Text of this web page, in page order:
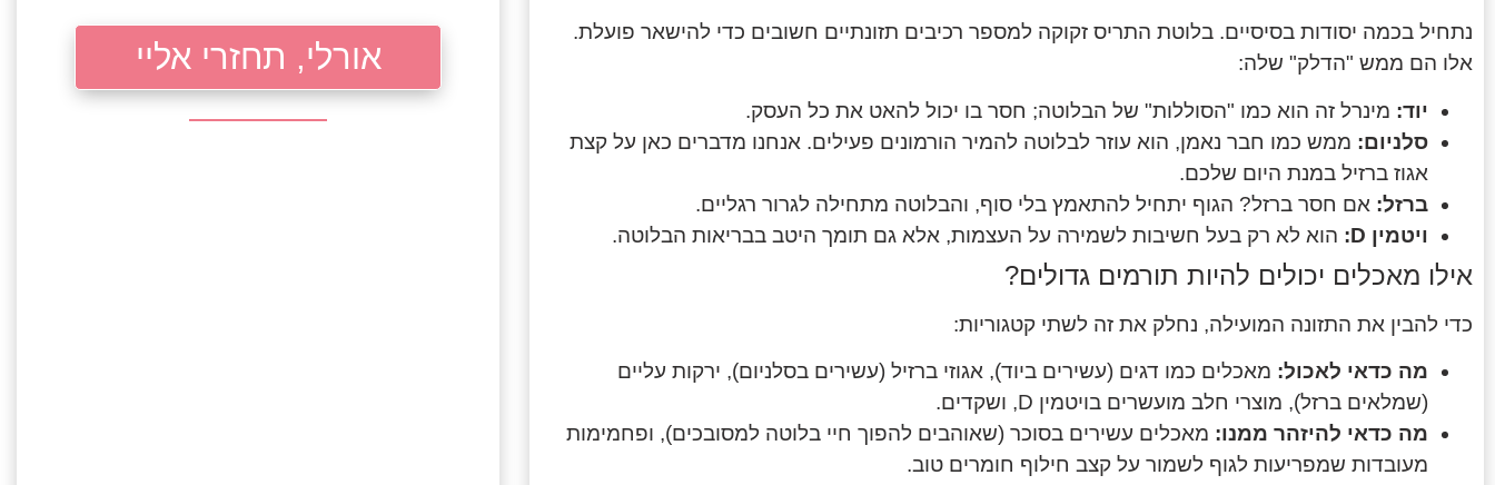
נתחיל בכמה יסודות בסיסיים. בלוטת התריס זקוקה למספר רכיבים תזונתיים חשובים כדי להישאר פועלת.
אלו הם ממש "הדלק" שלה:
יוד: מינרל זה הוא כמו "הסוללות" של הבלוטה; חסר בו יכול להאט את כל העסק.
סלניום: ממש כמו חבר נאמן, הוא עוזר לבלוטה להמיר הורמונים פעילים. אנחנו מדברים כאן על קצת
אגוז ברזיל במנת היום שלכם.
ברזל: אם חסר ברזל? הגוף יתחיל להתאמץ בלי סוף, והבלוטה מתחילה לגרור רגליים.
ויטמין D:
הוא לא רק בעל חשיבות לשמירה על העצמות, אלא גם תומך היטב בבריאות הבלוטה.
אילו מאכלים יכולים להיות תורמים גדולים?
כדי להבין את התזונה המועילה, נחלק את זה לשתי קטגוריות:
מה כדאי לאכול: מאכלים כמו דגים (עשירים ביוד), אגוזי ברזיל (עשירים בסלניום), ירקות עליים
(שמלאים ברזל), מוצרי חלב מועשרים בויטמין D, ושקדים.
מה כדאי להיזהר ממנו: מאכלים עשירים בסוכר (שאוהבים להפוך חיי בלוטה למסובכים), ופחמימות
מעובדות שמפריעות לגוף לשמור על קצב חילוף חומרים טוב.
אורלי, תחזרי אליי